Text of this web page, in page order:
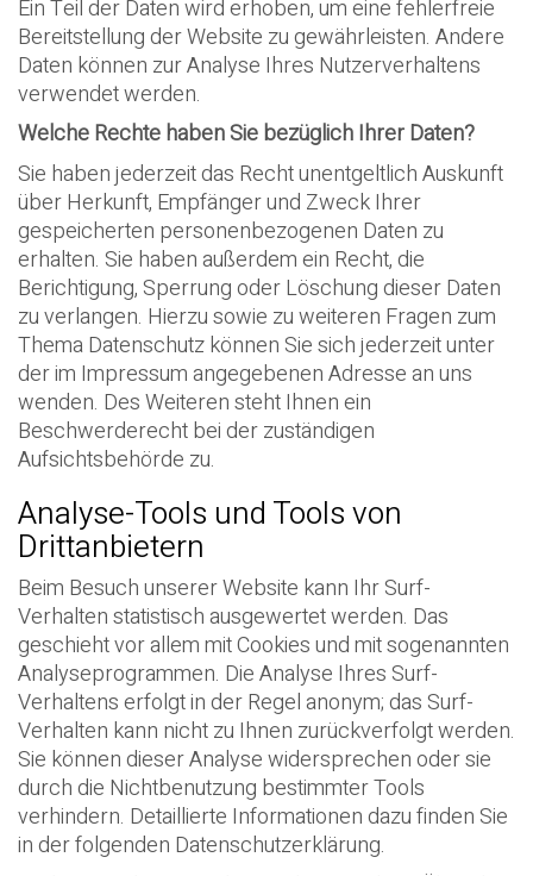
Ein Teil der Daten wird erhoben, um eine fehlerfreie
Bereitstellung der Website zu gewährleisten. Andere
Daten können zur Analyse Ihres Nutzerverhaltens
verwendet werden.
Welche Rechte haben Sie bezüglich Ihrer Daten?
Sie haben jederzeit das Recht unentgeltlich Auskunft
über Herkunft, Empfänger und Zweck Ihrer
gespeicherten personenbezogenen Daten zu
erhalten. Sie haben außerdem ein Recht, die
Berichtigung, Sperrung oder Löschung dieser Daten
zu verlangen. Hierzu sowie zu weiteren Fragen zum
Thema Datenschutz können Sie sich jederzeit unter
der im Impressum angegebenen Adresse an uns
wenden. Des Weiteren steht Ihnen ein
Beschwerderecht bei der zuständigen
Aufsichtsbehörde zu.
Analyse-Tools und Tools von
Drittanbietern
Beim Besuch unserer Website kann Ihr Surf-
Verhalten statistisch ausgewertet werden. Das
geschieht vor allem mit Cookies und mit sogenannten
Analyseprogrammen. Die Analyse Ihres Surf-
Verhaltens erfolgt in der Regel anonym; das Surf-
Verhalten kann nicht zu Ihnen zurückverfolgt werden.
Sie können dieser Analyse widersprechen oder sie
durch die Nichtbenutzung bestimmter Tools
verhindern. Detaillierte Informationen dazu finden Sie
in der folgenden Datenschutzerklärung.